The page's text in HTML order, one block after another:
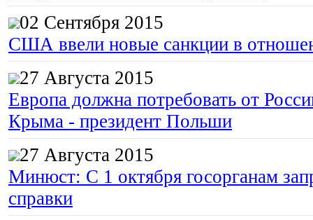
02 Сентября 2015
США ввели новые санкции в
27 Августа 2015
Европа должна потребовать от
Крыма - президент Польши
27 Августа 2015
Минюст: С 1 октября госорганам
справки